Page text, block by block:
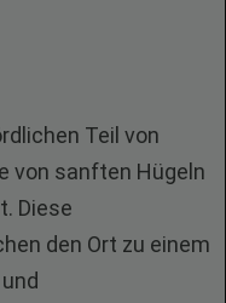
Teil von
von sanften Hügeln
Diese
den Ort zu einem